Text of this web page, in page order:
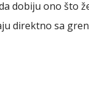
dobiju ono što
direktno sa